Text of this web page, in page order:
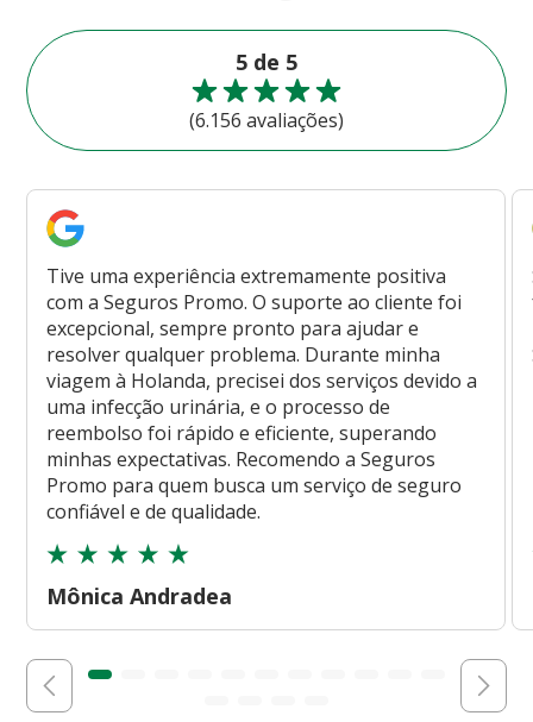
5 de 5
(6.156 avaliações)
Tive uma experiência extremamente positiva
com a Seguros Promo. O suporte ao cliente foi
excepcional, sempre pronto para ajudar e
resolver qualquer problema. Durante minha
viagem à Holanda, precisei dos serviços devido a
uma infecção urinária, e o processo de
reembolso foi rápido e eficiente, superando
minhas expectativas. Recomendo a Seguros
Promo para quem busca um serviço de seguro
confiável e de qualidade.
Mônica Andradea